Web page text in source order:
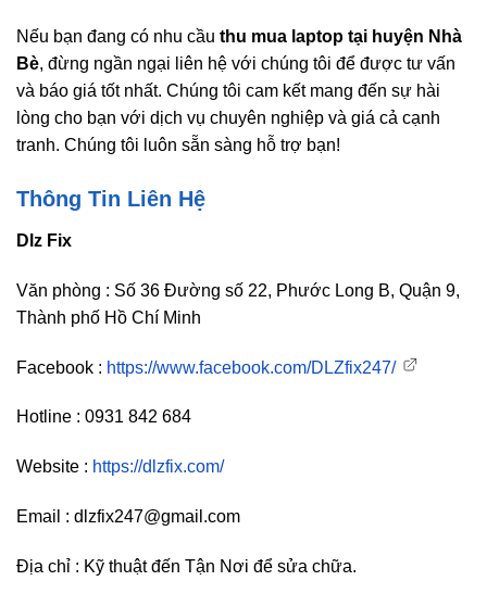
Nếu bạn đang có nhu cầu thu mua laptop tại huyện Nhà
Bè, đừng ngần ngại liên hệ với chúng tôi để được tư vấn
và báo giá tốt nhất. Chúng tôi cam kết mang đến sự hài
lòng cho bạn với dịch vụ chuyên nghiệp và giá cả cạnh
tranh. Chúng tôi luôn sẵn sàng hỗ trợ bạn!
Thông Tin Liên Hệ
Dlz Fix
Văn phòng : Số 36 Đường số 22, Phước Long B, Quận 9,
Thành phố Hồ Chí Minh
Facebook : https://www.facebook.com/DLZfix247/
Hotline : 0931 842 684
Website : https://dlzfix.com/
Email : dlzfix247@gmail.com
Địa chỉ : Kỹ thuật đến Tận Nơi để sửa chữa.